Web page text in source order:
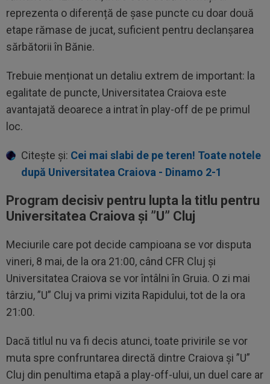
reprezenta o diferență de șase puncte cu doar două
etape rămase de jucat, suficient pentru declanșarea
sărbătorii în Bănie.
Trebuie menționat un detaliu extrem de important: la
egalitate de puncte, Universitatea Craiova este
avantajată deoarece a intrat în play-off de pe primul
loc.
Citește și: Cei mai slabi de pe teren! Toate notele
după Universitatea Craiova - Dinamo 2-1
Program decisiv pentru lupta la titlu pentru
Universitatea Craiova și ”U” Cluj
Meciurile care pot decide campioana se vor disputa
vineri, 8 mai, de la ora 21:00, când CFR Cluj și
Universitatea Craiova se vor întâlni în Gruia. O zi mai
târziu, ”U” Cluj va primi vizita Rapidului, tot de la ora
21:00.
Dacă titlul nu va fi decis atunci, toate privirile se vor
muta spre confruntarea directă dintre Craiova și ”U”
Cluj din penultima etapă a play-off-ului, un duel care ar